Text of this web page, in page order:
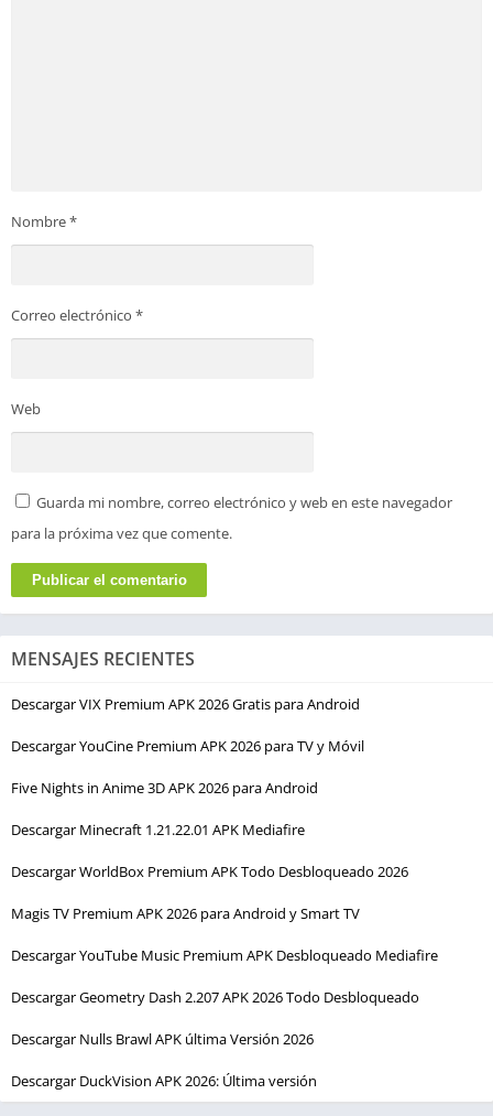
Nombre*
Correo electrónico *
Web
Guarda mi nombre, correo electrónico y web en este navegador
para la próxima vez que comente.
MENSAJES RECIENTES
Descargar VIX Premium APK 2026 Gratis para Android
Descargar YouCine Premium APK 2026 para TV y Móvil
Five Nights in Anime 3D APK 2026 para Android
Descargar Minecraft 1.21.22.01 APK Mediafire
Descargar WorldBox Premium APK Todo Desbloqueado 2026
Magis TV Premium APK 2026 para Android y Smart TV
Descargar YouTube Music Premium APK Desbloqueado Mediafire
Descargar Geometry Dash 2.207 APK 2026 Todo Desbloqueado
Descargar Nulls Brawl APK última Versión 2026
Descargar DuckVision APK 2026: Última versión